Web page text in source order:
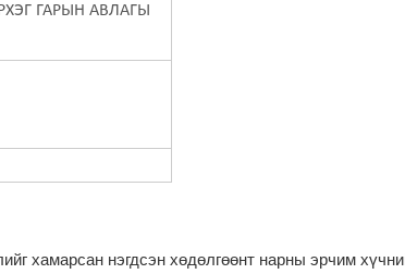
ГАРЫН АВЛАГЫ
хамарсан нэгдсэн хөдөлгөөнт нарны эрчим